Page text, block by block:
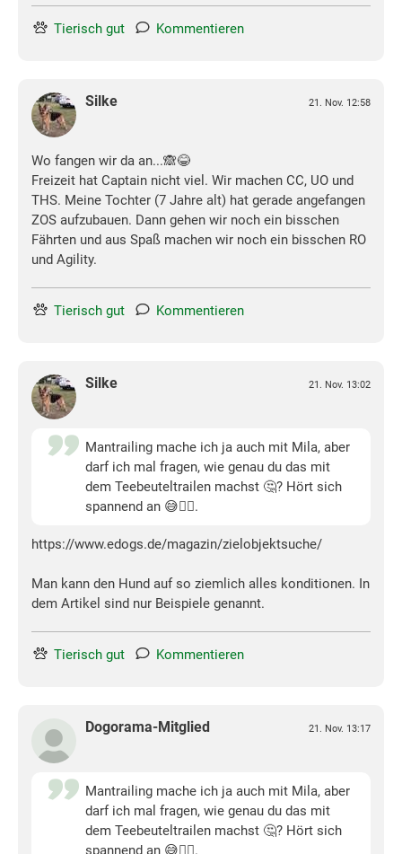
Tierisch gut Kommentieren
Silke 21. Nov. 12:58
Wo fangen wir da an...🙈😂
Freizeit hat Captain nicht viel. Wir machen CC, UO und
THS. Meine Tochter (7 Jahre alt) hat gerade angefangen
ZOS aufzubauen. Dann gehen wir noch ein bisschen
Fährten und aus Spaß machen wir noch ein bisschen RO
und Agility.
Tierisch gut Kommentieren
Silke 21. Nov. 13:02
Mantrailing mache ich ja auch mit Mila, aber
darf ich mal fragen, wie genau du das mit
dem Teebeuteltrailen machst 🤔? Hört sich
spannend an 😅👍🏻.
https://www.edogs.de/magazin/zielobjektsuche/
Man kann den Hund auf so ziemlich alles konditionen. In
dem Artikel sind nur Beispiele genannt.
Tierisch gut Kommentieren
Dogorama-Mitglied 21. Nov. 13:17
Mantrailing mache ich ja auch mit Mila, aber
darf ich mal fragen, wie genau du das mit
dem Teebeuteltrailen machst 🤔? Hört sich
spannend an 😅👍🏻.